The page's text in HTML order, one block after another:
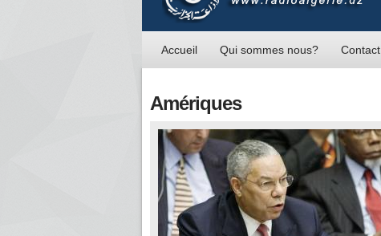
Accueil Qui sommes nous? Contact
Amériques